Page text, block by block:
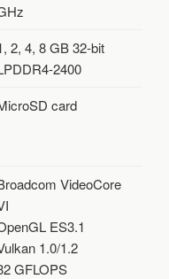
2, 4, 8 GB 32-bit
2400
card
VideoCore
ES3.1
1.0/1.2
GFLOPS